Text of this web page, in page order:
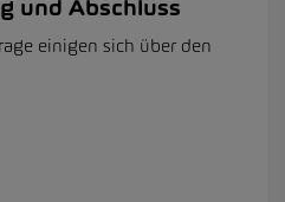
und Abschluss
einigen sich über den